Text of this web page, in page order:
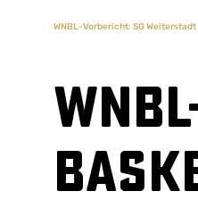
WNBL-Vorbericht: SG